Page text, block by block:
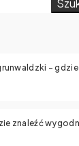
–
znaleźć